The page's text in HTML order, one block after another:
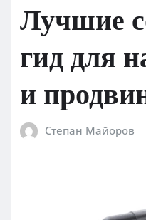
Лучшие
гид для
и
Степан Майоров